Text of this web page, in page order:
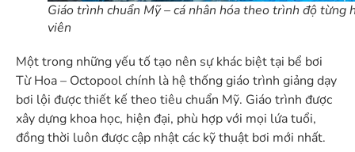
Giáo trình chuẩn Mỹ – cá nhân hóa theo trình độ từng
viên
Một trong những yếu tố tạo nên sự khác biệt tại bể bơi
Từ Hoa – Octopool chính là hệ thống giáo trình giảng dạy
bơi lội được thiết kế theo tiêu chuẩn Mỹ. Giáo trình được
xây dựng khoa học, hiện đại, phù hợp với mọi lứa tuổi,
đồng thời luôn được cập nhật các kỹ thuật bơi mới nhất.